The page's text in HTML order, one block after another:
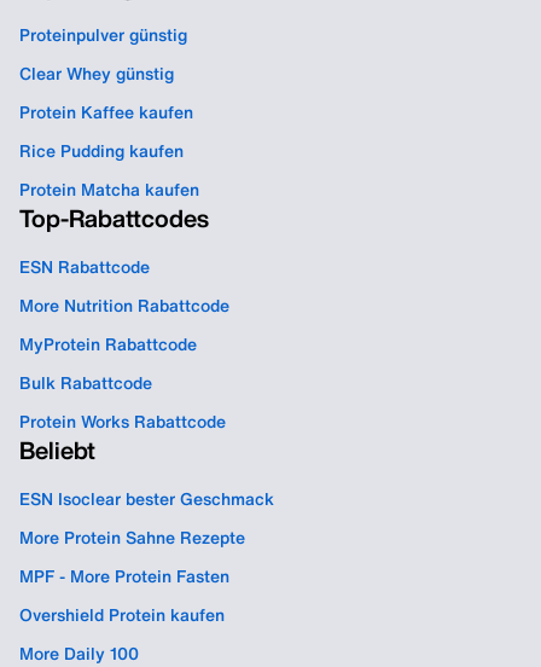
Proteinpulver günstig
Clear Whey günstig
Protein Kaffee kaufen
Rice Pudding kaufen
Protein Matcha kaufen
Top-Rabattcodes
ESN Rabattcode
More Nutrition Rabattcode
MyProtein Rabattcode
Bulk Rabattcode
Protein Works Rabattcode
Beliebt
ESN Isoclear bester Geschmack
More Protein Sahne Rezepte
MPF - More Protein Fasten
Overshield Protein kaufen
More Daily 100